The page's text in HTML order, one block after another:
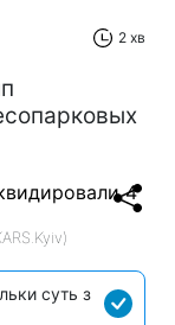
2 хв
суть з